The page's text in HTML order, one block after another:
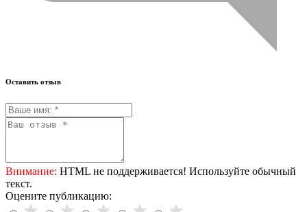
Оставить отзыв
Внимание: HTML не поддерживается! Используйте обычный
текст.
Оцените публикацию: